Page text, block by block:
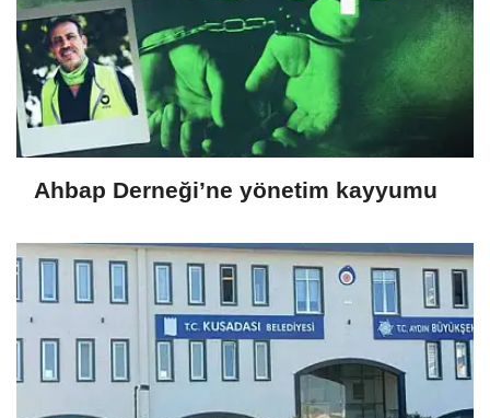
Ahbap Derneği’ne yönetim kayyumu